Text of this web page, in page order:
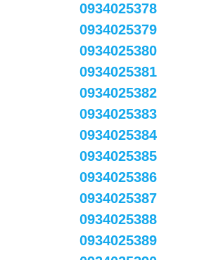
0934025378
0934025379
0934025380
0934025381
0934025382
0934025383
0934025384
0934025385
0934025386
0934025387
0934025388
0934025389